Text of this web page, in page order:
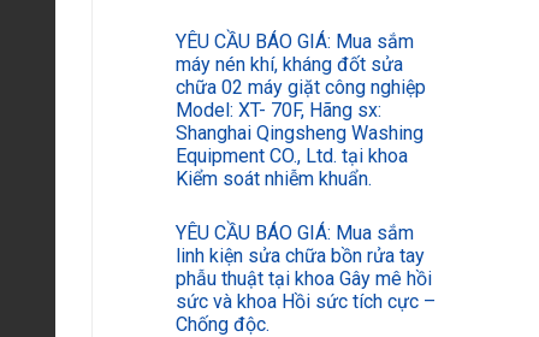
YÊU CẦU BÁO GIÁ: Mua sắm
máy nén khí, kháng đốt sửa
chữa 02 máy giặt công nghiệp
Model: XT- 70F, Hãng sx:
Shanghai Qingsheng Washing
Equipment CO., Ltd. tại khoa
Kiểm soát nhiễm khuẩn.
YÊU CẦU BÁO GIÁ: Mua sắm
linh kiện sửa chữa bồn rửa tay
phẫu thuật tại khoa Gây mê hồi
sức và khoa Hồi sức tích cực –
Chống độc.